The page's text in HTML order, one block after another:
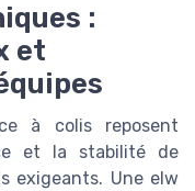
:
et
à colis reposent
et la stabilité de
exigeants. Une elw